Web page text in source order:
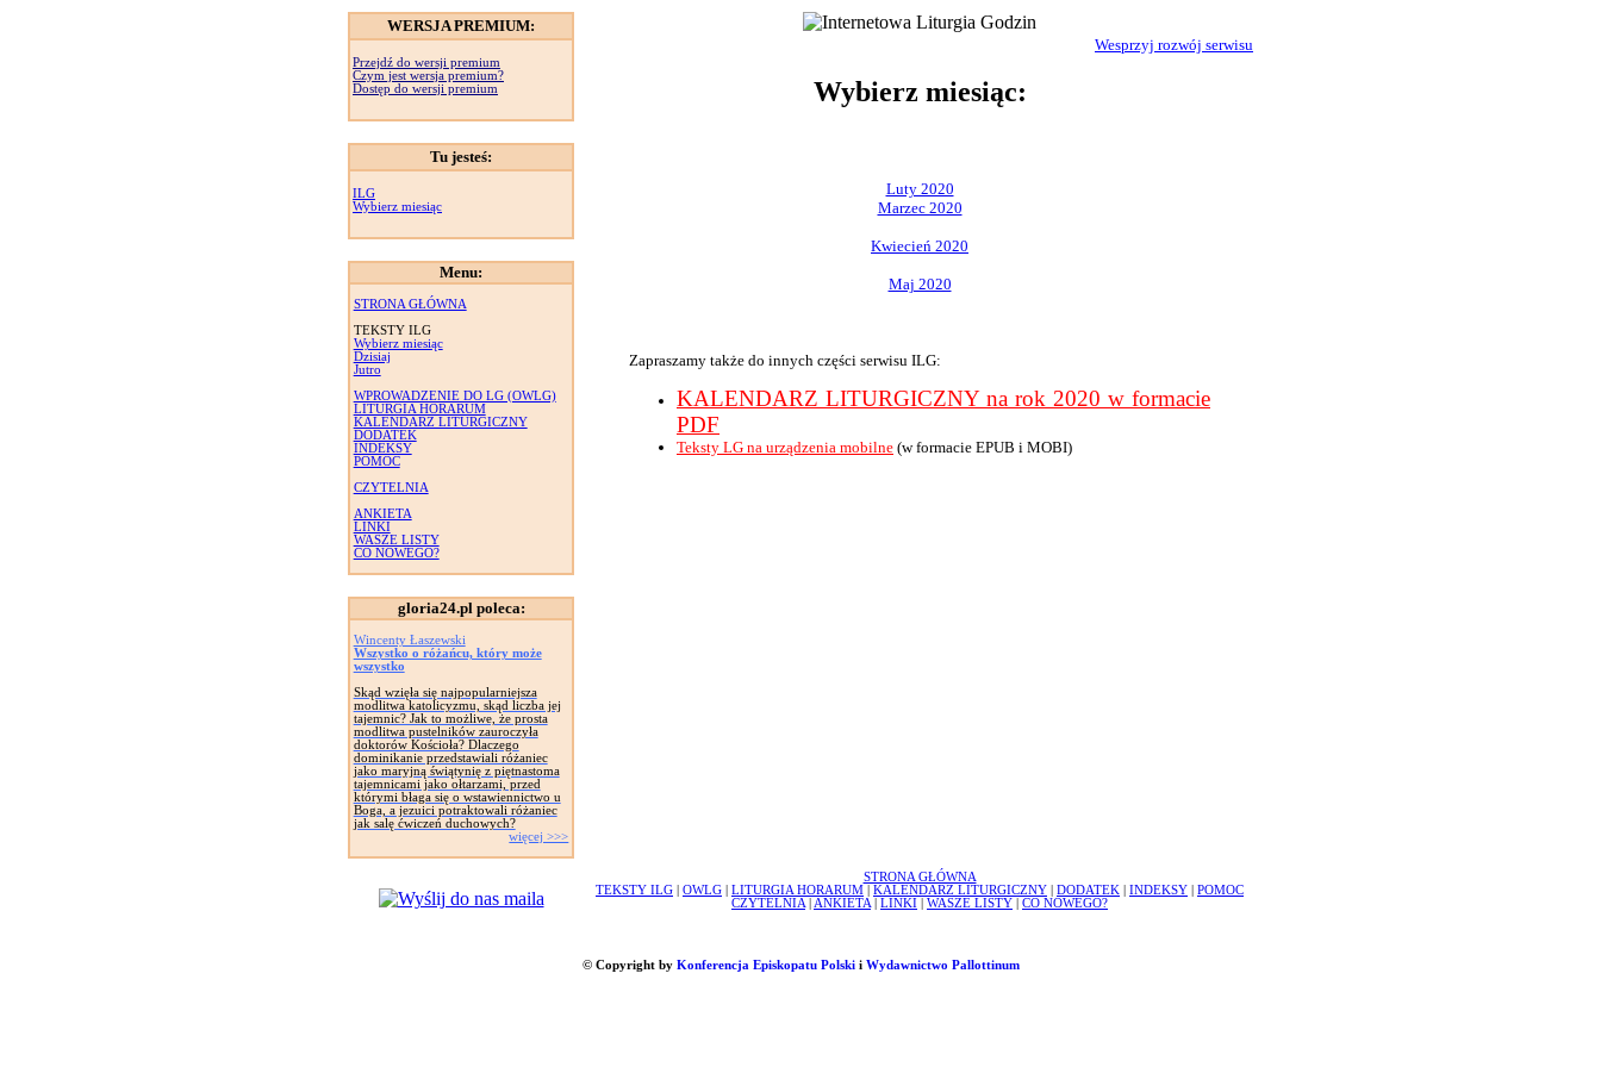
WERSJA PREMIUM:
Przejdź do wersji premium
Czym jest wersja premium?
Dostęp do wersji premium
Tu jesteś:
ILG
Wybierz miesiąc
Menu:
STRONA GŁÓWNA
TEKSTY ILG
Wybierz miesiąc
Dzisiaj
Jutro
WPROWADZENIE DO LG (OWLG)
LITURGIA HORARUM
KALENDARZ LITURGICZNY
DODATEK
INDEKSY
POMOC
CZYTELNIA
ANKIETA
LINKI
WASZE LISTY
CO NOWEGO?
gloria24.pl poleca:
Wincenty Łaszewski
Wszystko o różańcu, który może
wszystko
Skąd wzięła się najpopularniejsza
modlitwa katolicyzmu, skąd liczba jej
tajemnic? Jak to możliwe, że prosta
modlitwa pustelników zauroczyła
doktorów Kościoła? Dlaczego
dominikanie przedstawiali różaniec
jako maryjną świątynię z piętnastoma
tajemnicami jako ołtarzami, przed
którymi błaga się o wstawiennictwo u
Boga, a jezuici potraktowali różaniec
jak salę ćwiczeń duchowych?
więcej >>>
Wesprzyj rozwój serwisu
Wybierz miesiąc:
Luty 2020
Marzec 2020
Kwiecień 2020
Maj 2020
Zapraszamy także do innych części serwisu ILG:
KALENDARZ LITURGICZNY na rok 2020 w formacie
PDF
Teksty LG na urządzenia mobilne (w formacie EPUB i MOBI)
STRONA GŁÓWNA
TEKSTY ILG
OWLG LITURGIA HORARUM KALENDARZ LITURGICZNY DODATEK INDEKSY
POMOC
CZYTELNIA
ANKIETA LINKI WASZE LISTY CO NOWEGO?
© Copyright by Konferencja Episkopatu Polskii Wydawnictwo Pallottinum